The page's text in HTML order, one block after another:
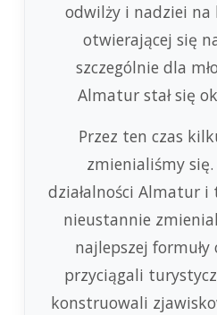
odwilży i nadziei na
otwierającej się
szczególnie dla
Almatur stał się
Przez ten czas
zmienialiśmy
działalności Almatur i
nieustannie
najlepszej
przyciągali
konstruowali